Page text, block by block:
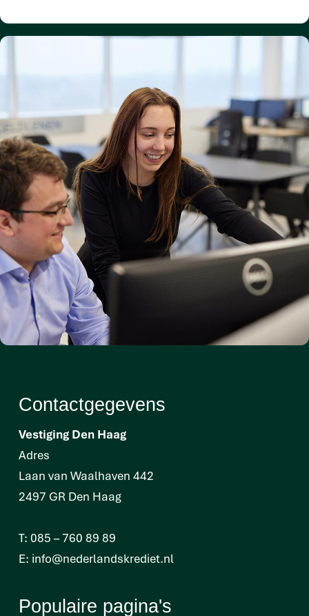
Contactgegevens
Vestiging Den Haag
Adres
Laan van Waalhaven 442
2497 GR Den Haag
T: 085 – 760 89 89
E: info@nederlandskrediet.nl
Populaire pagina's